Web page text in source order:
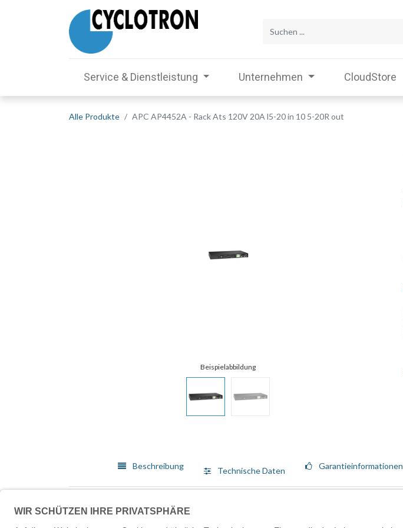
Service & Dienstleistung Unternehmen CloudStore
Alle Produkte APC AP4452A - Rack Ats 120V 20A l5-20 in 10 5-20R out
Beschreibung Technische Daten Garantieinformationen